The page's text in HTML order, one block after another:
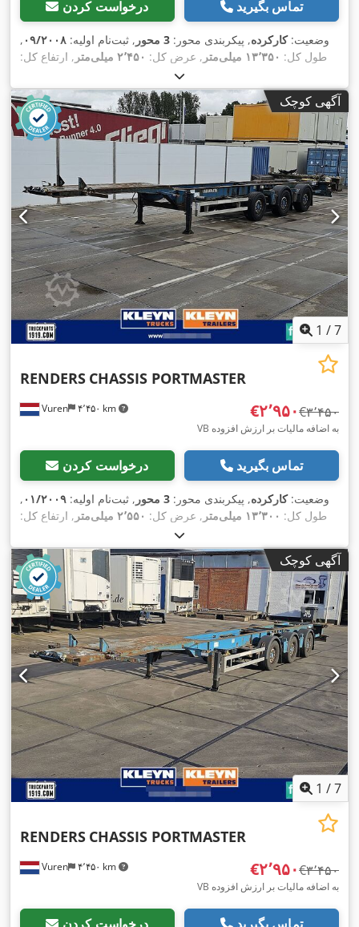
درخواست کردن تماس بگیرید
وضعیت:کارکرده, پیکربندی محور: 3 محور , ثبت‌نام اولیه: ۰۹/۲۰۰۸ ,
طول کل: ۱۳٬۳۵۰ میلی‌متر , عرض کل: ۲٬۴۵۰ میلی‌متر
, ارتفاع کل:
, سیستم تعلیق:
دیگر, سال ساخت:۲۰۰۸, تجهیزات: ,
آگهی کوچک
1 /7
Vuren ۴٬۴۵۰ km
RENDERS CHASSIS PORTMASTER
‎€۲٬۹۵۰ ‎€۳٬۴۵۰
VB به اضافه مالیات بر ارزش افزوده
درخواست کردن تماس بگیرید
وضعیت:کارکرده, پیکربندی محور: 3 محور , ثبت‌نام اولیه: ۰۱/۲۰۰۹ ,
طول کل: ۱۳٬۳۰۰ میلی‌متر , عرض کل: ۲٬۵۵۰ میلی‌متر
, ارتفاع کل:
, سیستم تعلیق:
دیگر, سال ساخت:۲۰۰۹, تجهیزات: ,
آگهی کوچک
1 /7
Vuren ۴٬۴۵۰ km
RENDERS CHASSIS PORTMASTER
‎€۲٬۹۵۰ ‎€۳٬۴۵۰
VB به اضافه مالیات بر ارزش افزوده